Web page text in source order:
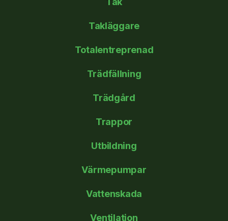
Takläggare
Totalentreprenad
Trädfällning
Trädgård
Trappor
Utbildning
Värmepumpar
Vattenskada
Ventilation